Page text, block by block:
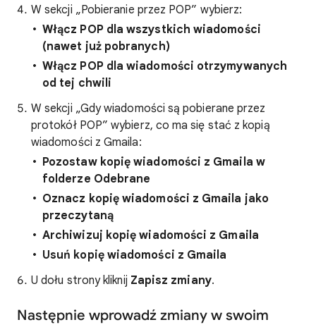
W sekcji „Pobieranie przez POP” wybierz:
Włącz POP dla wszystkich wiadomości
(nawet już pobranych)
Włącz POP dla wiadomości otrzymywanych
od tej chwili
W sekcji „Gdy wiadomości są pobierane przez
protokół POP” wybierz, co ma się stać z kopią
wiadomości z Gmaila:
Pozostaw kopię wiadomości z Gmaila w
folderze Odebrane
Oznacz kopię wiadomości z Gmaila jako
przeczytaną
Archiwizuj kopię wiadomości z Gmaila
Usuń kopię wiadomości z Gmaila
U dołu strony kliknij Zapisz zmiany.
Następnie wprowadź zmiany w swoim